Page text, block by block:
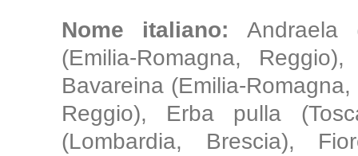
Nome italiano: Andraela
(Emilia-Romagna,
Bavareina (Emilia-
Reggio), Erba pulla
(Lombardia, Brescia),